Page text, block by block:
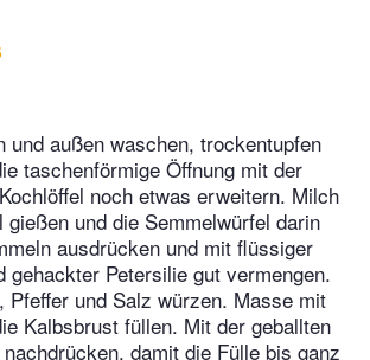
und außen waschen, trockentupfen
taschenförmige Öffnung mit der
noch etwas erweitern. Milch
gießen und die Semmelwürfel darin
ausdrücken und mit flüssiger
gehackter Petersilie gut vermengen.
Pfeffer und Salz würzen. Masse mit
Kalbsbrust füllen. Mit der geballten
damit die Fülle bis ganz